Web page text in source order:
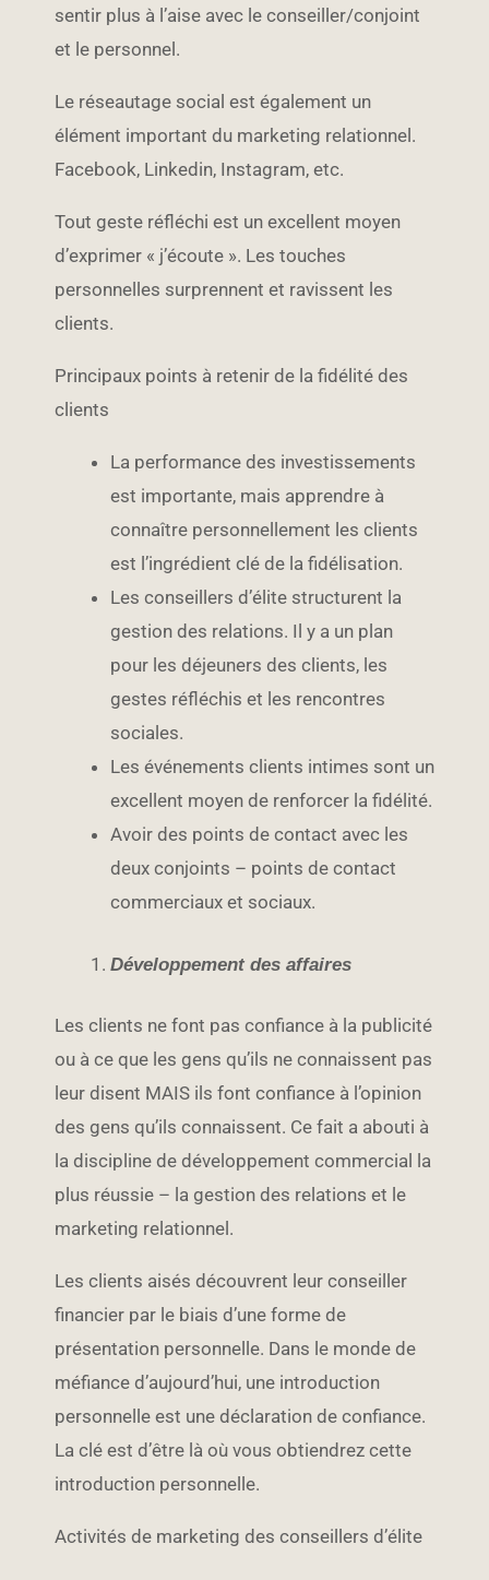
sentir plus à l’aise avec le conseiller/conjoint
et le personnel.
Le réseautage social est également un
élément important du marketing relationnel.
Facebook, Linkedin, Instagram, etc.
Tout geste réfléchi est un excellent moyen
d’exprimer « j’écoute ». Les touches
personnelles surprennent et ravissent les
clients.
Principaux points à retenir de la fidélité des
clients
La performance des investissements
est importante, mais apprendre à
connaître personnellement les clients
est l’ingrédient clé de la fidélisation.
Les conseillers d’élite structurent la
gestion des relations. Il y a un plan
pour les déjeuners des clients, les
gestes réfléchis et les rencontres
sociales.
Les événements clients intimes sont un
excellent moyen de renforcer la fidélité.
Avoir des points de contact avec les
deux conjoints – points de contact
commerciaux et sociaux.
Développement des affaires
Les clients ne font pas confiance à la publicité
ou à ce que les gens qu’ils ne connaissent pas
leur disent MAIS ils font confiance à l’opinion
des gens qu’ils connaissent. Ce fait a abouti à
la discipline de développement commercial la
plus réussie – la gestion des relations et le
marketing relationnel.
Les clients aisés découvrent leur conseiller
financier par le biais d’une forme de
présentation personnelle. Dans le monde de
méfiance d’aujourd’hui, une introduction
personnelle est une déclaration de confiance.
La clé est d’être là où vous obtiendrez cette
introduction personnelle.
Activités de marketing des conseillers d’élite